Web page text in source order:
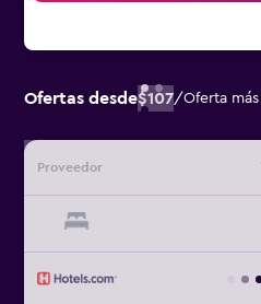
Ofertas desde$107/Oferta
Proveedor